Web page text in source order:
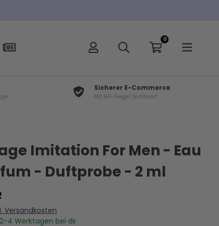
0
Sicherer E-Commerce
Mit EHI-Siegel Zertifiziert
Imitation For Men - Eau
- Duftprobe - 2 ml
Versandkosten
2-4 Werktagen bei dir